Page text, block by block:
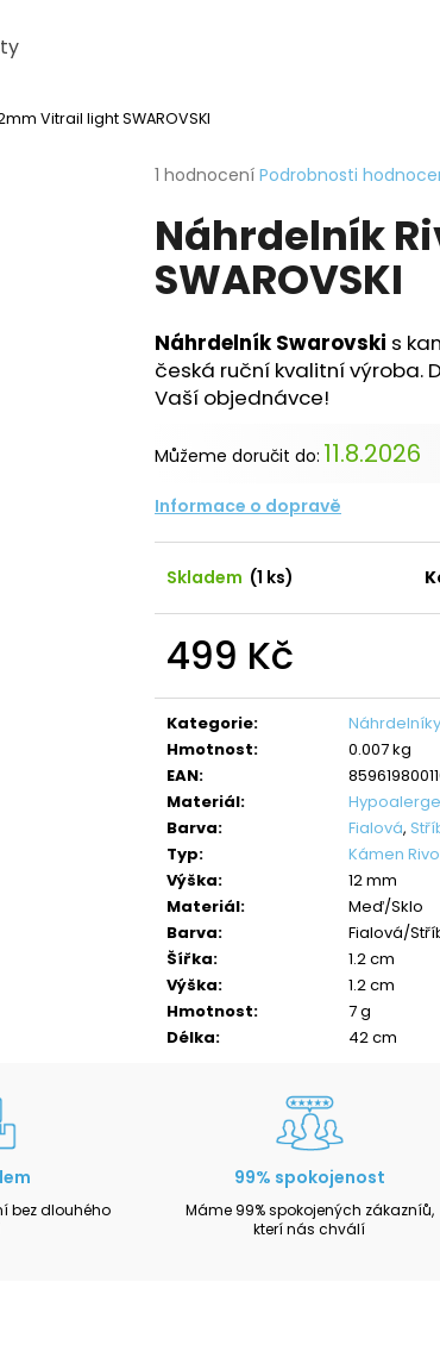
Vitrail light SWAROVSKI
Průměrné
produktu
je
5,0
z
hvězdiček.
1 hodnocení Podrobnosti
Náhrdelník
SWAROVSKI
Náhrdelník Swarovski s
česká ruční kvalitní výroba.
Vaší objednávce!
Můžeme doručit do: 11.8.2026
Informace o dopravě
Skladem (1 ks)
499 Kč
cena:
Kategorie:
Hmotnost:
0.007 kg
EAN:
Materiál:
Barva: Fialová,
Typ:
Kámen
Výška:
12 mm
Materiál:
Meď/Sklo
Barva:
Fialová/
Šířka:
1.2 cm
Výška:
1.2 cm
Hmotnost:
7 g
Délka: 42 cm
bez dlouhého
99% spokojenost
Máme 99% spokojených zákazníů,
kterí nás chválí
najít?
HLEDAT
NÁHRDELNÍK ANDĚL
420 Kč
Původně:699 Kč